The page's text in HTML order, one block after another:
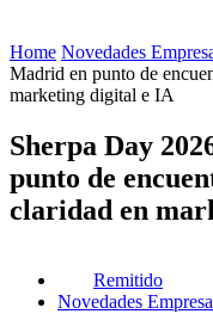
Home Novedades
Madrid en punto de
marketing digital e IA
Sherpa Day
punto de
claridad en
Remitido
Novedades